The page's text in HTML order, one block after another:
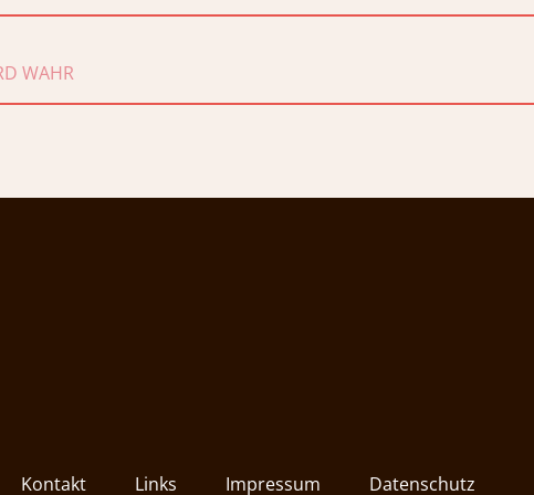
WAHR
Kontakt Links Impressum Datenschutz